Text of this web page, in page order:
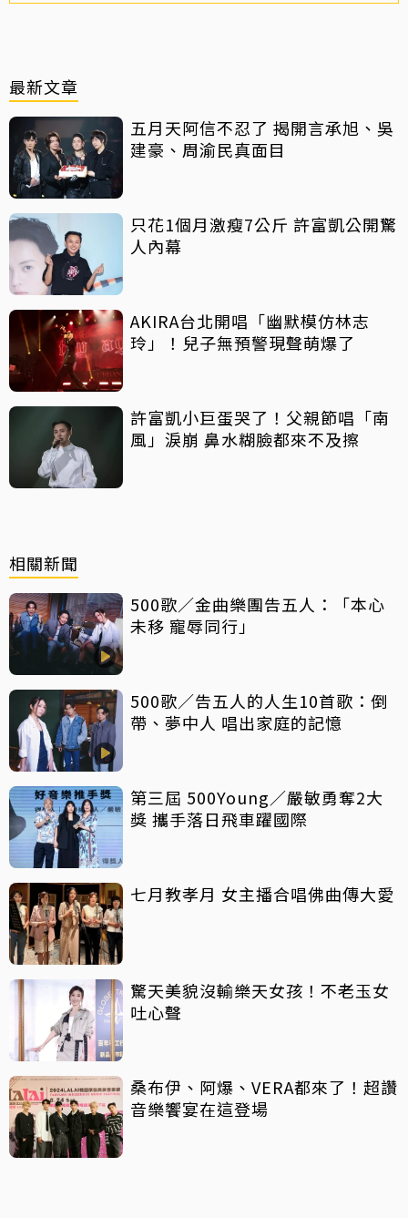
最新文章
五月天阿信不忍了 揭開言承旭、吳
建豪、周渝民真面目
只花1個月激瘦7公斤 許富凱公開驚
人內幕
AKIRA台北開唱「幽默模仿林志
玲」！兒子無預警現聲萌爆了
許富凱小巨蛋哭了！父親節唱「南
風」淚崩 鼻水糊臉都來不及擦
相關新聞
500歌／金曲樂團告五人：「本心
未移 寵辱同行」
500歌／告五人的人生10首歌：倒
帶、夢中人 唱出家庭的記憶
第三屆 500Young／嚴敏勇奪2大
獎 攜手落日飛車躍國際
七月教孝月 女主播合唱佛曲傳大愛
驚天美貌沒輸樂天女孩！不老玉女
吐心聲
桑布伊、阿爆、VERA都來了！超讚
音樂饗宴在這登場